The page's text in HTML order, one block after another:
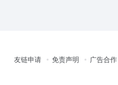
友链申请 免责声明 广告合作